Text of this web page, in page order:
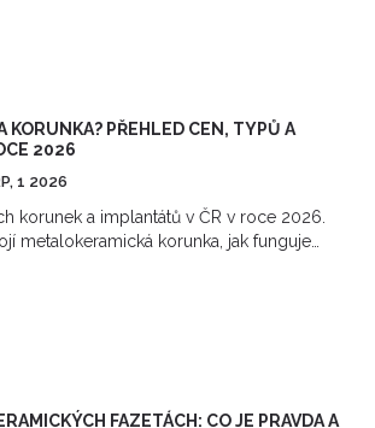
KORUNKA? PŘEHLED CEN, TYPŮ A
2026
1 2026
korunek a implantátů v ČR v roce 2026.
metalokeramická korunka, jak funguje
FAZETÁCH: CO JE PRAVDA A